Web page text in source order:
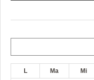
L Ma Mi